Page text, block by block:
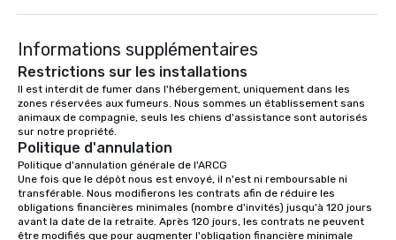
snack options to make your day with
your team enjoyable and successful.
We have a large dining hall that can
serve 450 guests at a time. But, if you
would like a more intimate upscale
option, our full catering team can work
with you to create the meal of your
dreams! If you would like to use a
meeting room we have a number of
different rooms that are available,
from boardrooms to large venues. We
Informations supplémentaires
Restrictions sur les installations
Il est interdit de fumer dans l'hébergement, uniquement dans les
zones réservées aux fumeurs. Nous sommes un établissement sans
animaux de compagnie, seuls les chiens d'assistance sont autorisés
sur notre propriété.
Politique d'annulation
Politique d'annulation générale de l'ARCG
Une fois que le dépôt nous est envoyé, il n'est ni remboursable ni
transférable. Nous modifierons les contrats afin de réduire les
obligations financières minimales (nombre d'invités) jusqu'à 120 jours
avant la date de la retraite. Après 120 jours, les contrats ne peuvent
être modifiés que pour augmenter l'obligation financière minimale